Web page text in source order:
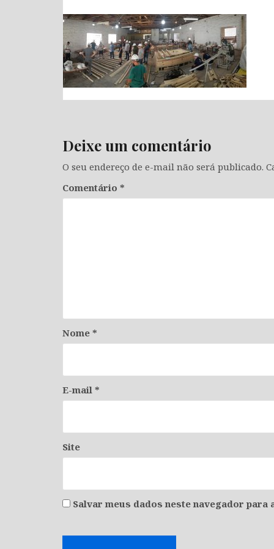
Deixe um comentário
O seu endereço de e-mail não será publicado.
Comentário *
Nome *
E-mail *
Site
Salvar meus dados neste navegador para